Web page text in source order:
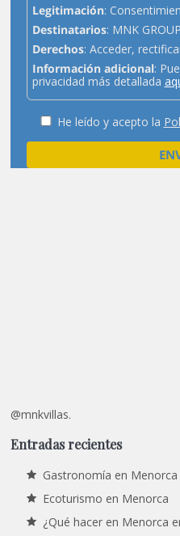
Legitimación:
Destinatarios: MNK
Derechos: Acceder,
Información adicional:
privacidad más detallada
He leído y acepto la
@mnkvillas.
Entradas recientes
Gastronomía en Menorca
Ecoturismo en Menorca
¿Qué hacer en Menorca